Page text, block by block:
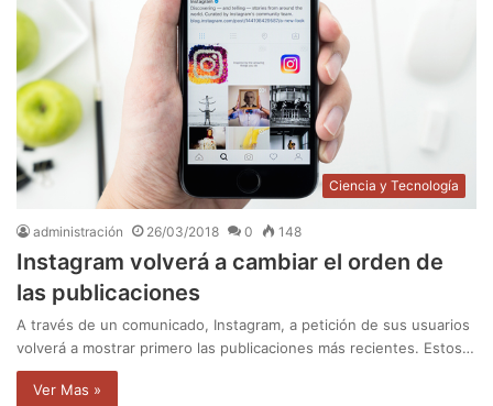
Ciencia y Tecnología
administración 26/03/2018 0 148
Instagram volverá a cambiar el orden de
las publicaciones
A través de un comunicado, Instagram, a petición de sus usuarios
volverá a mostrar primero las publicaciones más recientes. Estos…
Ver Mas »